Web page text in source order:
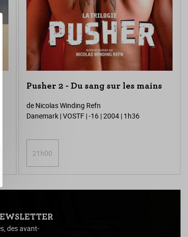
Pusher 2 - Du sang sur les mains
de Nicolas Winding Refn
Danemark | VOSTF | -16 | 2004 | 1h36
21h00
des avant-